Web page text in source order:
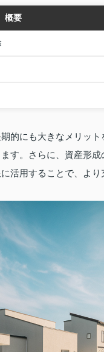
概要
的にも大きなメリッ
す。さらに、資産形
活用することで、よ